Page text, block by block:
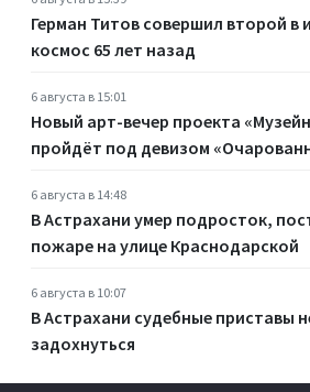
Герман Титов совершил второй в
космос 65 лет назад
6 августа в 15:01
Новый арт-вечер проекта
пройдёт под девизом
6 августа в 14:48
В Астрахани умер подросток,
пожаре на улице Краснодарской
6 августа в 10:07
В Астрахани судебные приставы
задохнуться